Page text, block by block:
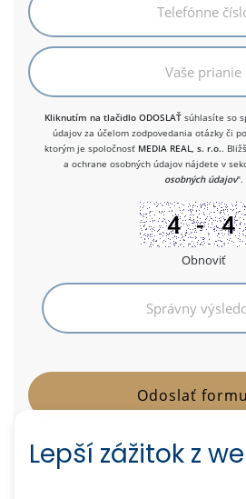
Kliknutím na tlačidlo ODOSLAŤsúhlasíte so
údajov za účelom zodpovedania otázky či
ktorým je spoločnosť MEDIA REAL, s. r.o..
a ochrane osobných údajov nájdete v
osobných údajov".
Obnoviť
Lepší zážitok z